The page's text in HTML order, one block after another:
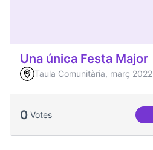
Una única Festa Major
Taula Comunitària, març 2022
0 Votes